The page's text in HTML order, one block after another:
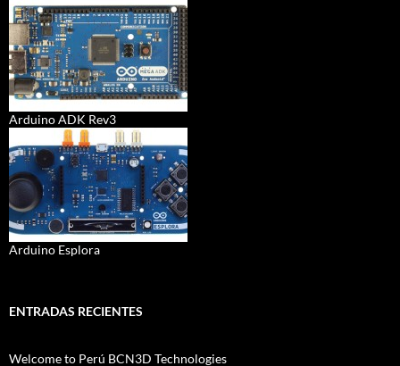
Arduino ADK Rev3
Arduino Esplora
ENTRADAS RECIENTES
Welcome to Perú BCN3D Technologies